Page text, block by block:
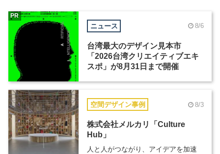
ニュース 8/6
台湾最大のデザイン見本市
「2026台湾クリエイティブエキ
スポ」が8月31日まで開催
PR
空間デザイン事例 8/3
株式会社メルカリ「Culture
Hub」
人と人がつながり、アイデアを加速